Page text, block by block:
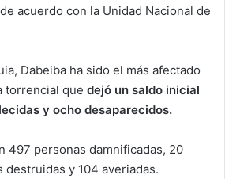
acuerdo con la Unidad Nacional de
Dabeiba ha sido el más afectado
torrencial que dejó un saldo inicial
y ocho desaparecidos.
497 personas damnificadas, 20
destruidas y 104 averiadas.